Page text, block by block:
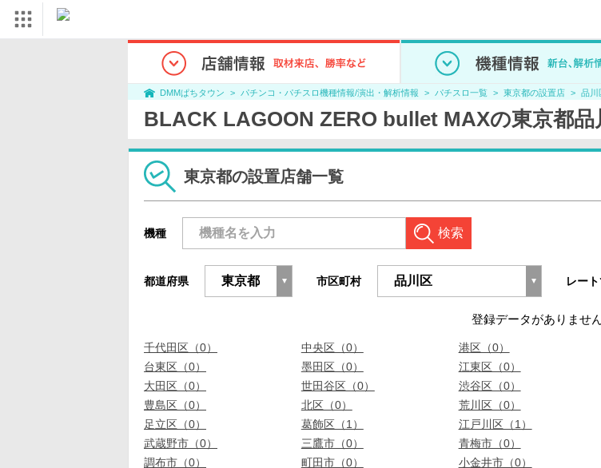
DMMぱちタウン パチンコ・パチスロ機種情報/演出・解析情報 パチスロ一覧 東京都の設置店 品川
BLACK LAGOON ZERO bullet MAXの東京都品
東京都の設置店舗一覧
機種 検索
都道府県 市区町村 レー
登録データがありませ
千代田区（0） 中央区（0） 港区（0）
台東区（0）
墨田区（0） 江東区（0）
大田区（0）
世田谷区（0） 渋谷区（0）
豊島区（0）
北区（0） 荒川区（0）
足立区（0）
葛飾区（1） 江戸川区（1）
武蔵野市（0）
三鷹市（0） 青梅市（0）
調布市（0）
町田市（0） 小金井市（0）